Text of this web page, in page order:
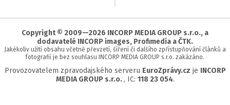
stránky
Copyright © 2009—2026 INCORP MEDIA GROUP s.r.o., a
dodavatelé INCORP images, Profimedia a ČTK.
Jakékoliv užití obsahu včetně převzetí, šíření či dalšího zpřístupňování článků a
fotografií je bez souhlasu INCORP MEDIA GROUP s.r.o. zakázáno.
Provozovatelem zpravodajského serveru EuroZprávy.cz je INCORP
MEDIA GROUP s.r.o. , IC: 118 23 054.